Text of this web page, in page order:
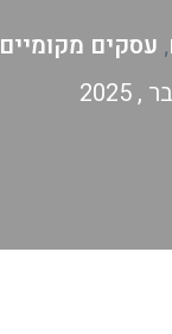
, עסקים מקומיים